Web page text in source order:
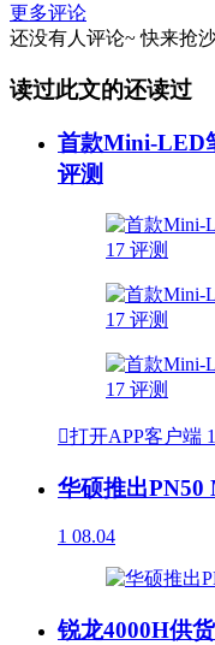
更多评论
还没有人评论~ 快来抢
读过此文的还读过
首款Mini-LED
评测
打开APP客户端
华硕推出PN50
1 08.04
锐龙4000H供